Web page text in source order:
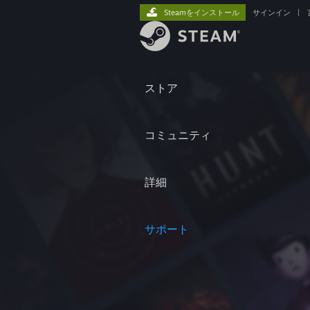
ストア
コミュニティ
詳細
サポート
Steamをインストール サインイン